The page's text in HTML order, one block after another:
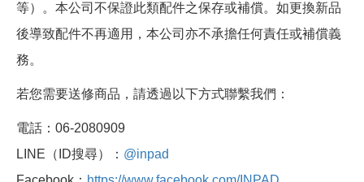
等）。本公司不保證此類配件之保存或補償。如更換新品
後導致配件不再適用，本公司亦不承擔任何責任或補償義
務。
若您需要送修商品，請透過以下方式聯繫我們：
電話：06-2080909
LINE（ID搜尋）： @inpad